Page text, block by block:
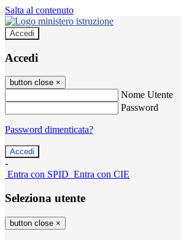
Salta al contenuto
Accedi
Accedi
button close ×
Nome Utente
Password
Password dimenticata?
-
Entra con SPID Entra con CIE
Seleziona utente
button close ×